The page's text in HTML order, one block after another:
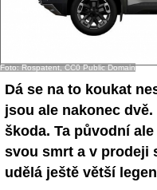
Foto: Rospatent, CC0 Public Domain
Dá se na to koukat
jsou ale nakonec
škoda. Ta původní
svou smrt a v prodeji
udělá ještě větší